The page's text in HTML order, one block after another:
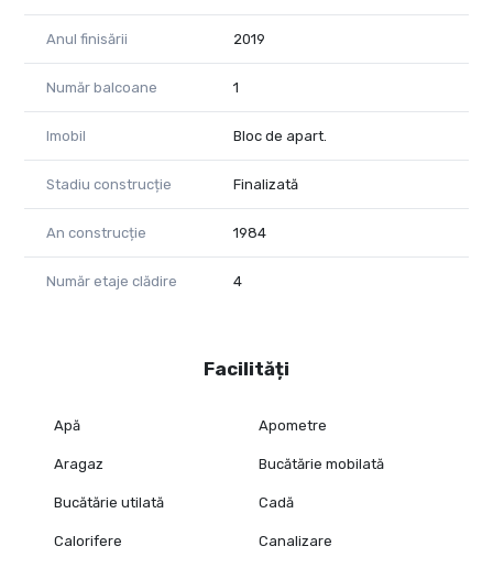
Anul finisării 2019
Număr balcoane 1
Imobil Bloc de apart.
Stadiu construcție Finalizată
An construcție 1984
Număr etaje clădire 4
Facilități
Apă Apometre
Aragaz Bucătărie mobilată
Bucătărie utilată Cadă
Calorifere Canalizare